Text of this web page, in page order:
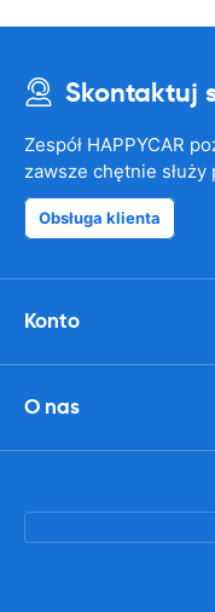
Skontaktuj
Zespół HAPPYCAR
zawsze chętnie służy
Obsługa klienta
Konto
O nas